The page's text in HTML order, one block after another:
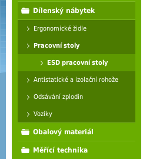
Dílenský nábytek
Ergonomické židle
Pracovní stoly
ESD pracovní stoly
Antistatické a izolační rohože
Odsávání zplodin
Vozíky
Obalový materiál
Měřící technika